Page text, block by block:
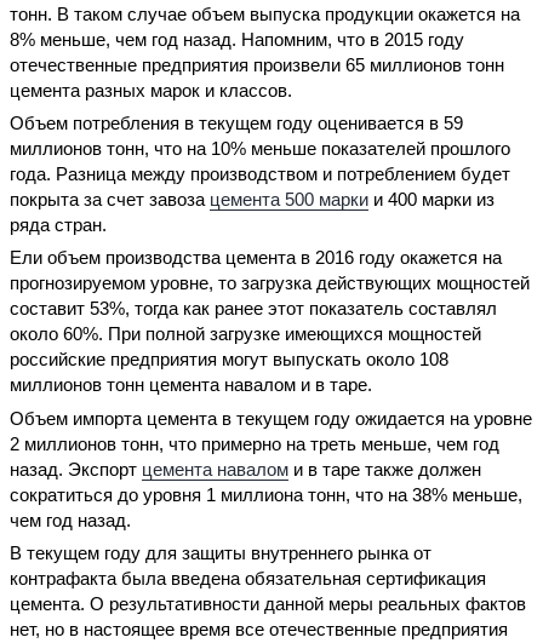
тонн. В таком случае объем выпуска продукции окажется на
8% меньше, чем год назад. Напомним, что в 2015 году
отечественные предприятия произвели 65 миллионов тонн
цемента разных марок и классов.
Объем потребления в текущем году оценивается в 59
миллионов тонн, что на 10% меньше показателей прошлого
года. Разница между производством и потреблением будет
покрыта за счет завоза цемента 500 марки и 400 марки из
ряда стран.
Ели объем производства цемента в 2016 году окажется на
прогнозируемом уровне, то загрузка действующих мощностей
составит 53%, тогда как ранее этот показатель составлял
около 60%. При полной загрузке имеющихся мощностей
российские предприятия могут выпускать около 108
миллионов тонн цемента навалом и в таре.
Объем импорта цемента в текущем году ожидается на уровне
2 миллионов тонн, что примерно на треть меньше, чем год
назад. Экспорт цемента навалом и в таре также должен
сократиться до уровня 1 миллиона тонн, что на 38% меньше,
чем год назад.
В текущем году для защиты внутреннего рынка от
контрафакта была введена обязательная сертификация
цемента. О результативности данной меры реальных фактов
нет, но в настоящее время все отечественные предприятия